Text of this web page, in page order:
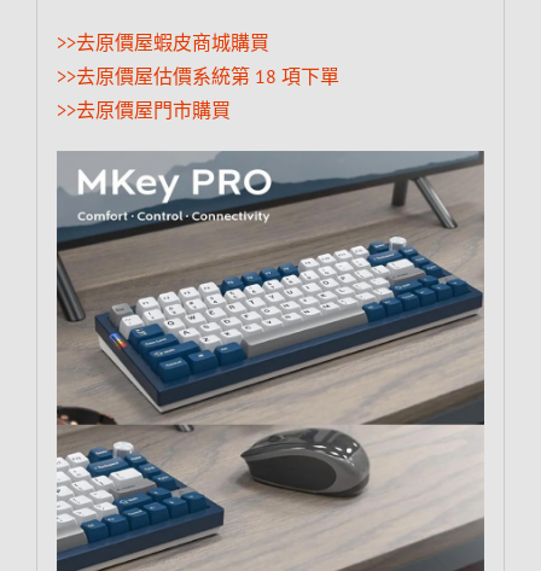
>>去原價屋蝦皮商城購買
>>去原價屋估價系統第 18 項下單
>>去原價屋門市購買